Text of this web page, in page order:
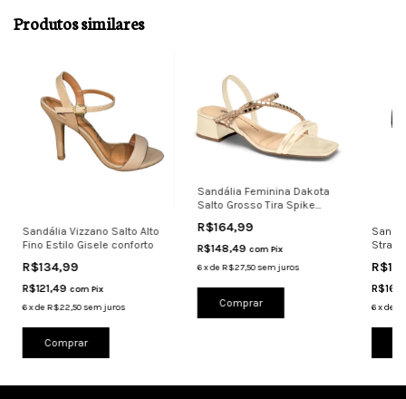
Produtos similares
Sandália Vizzano Salto Alto
Fino Estilo Gisele conforto
R$134,99
R$121,49 com Pix
6xdeR$22,50sem juros
Comprar
Sandália Feminina Dakota
Salto Grosso Tira Spike
R$164,99
R$148,49 com Pix
6xdeR$27,50 sem juros
Comprar
Strass
6xde